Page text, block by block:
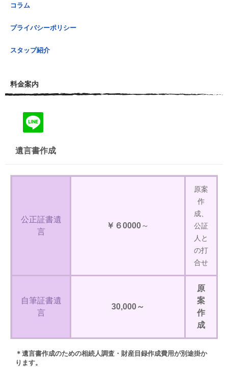
コラム
プライバシーポリシー
スタップ紹介
料金案内
遺言書作成
公正証書遺
言
￥６0000～
原案
作
成、
公証
人と
の打
合せ
自筆証書遺
言
30,000～
原
案
作
成
＊遺言書作成のための相続人調査・財産目録作成費用が別途掛か
ります。